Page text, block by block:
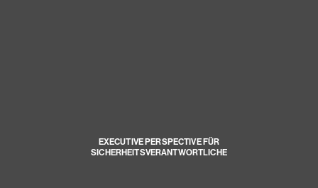
EXECUTIVE PERSPECTIVE FÜR
SICHERHEITSVERANTWORTLICHE